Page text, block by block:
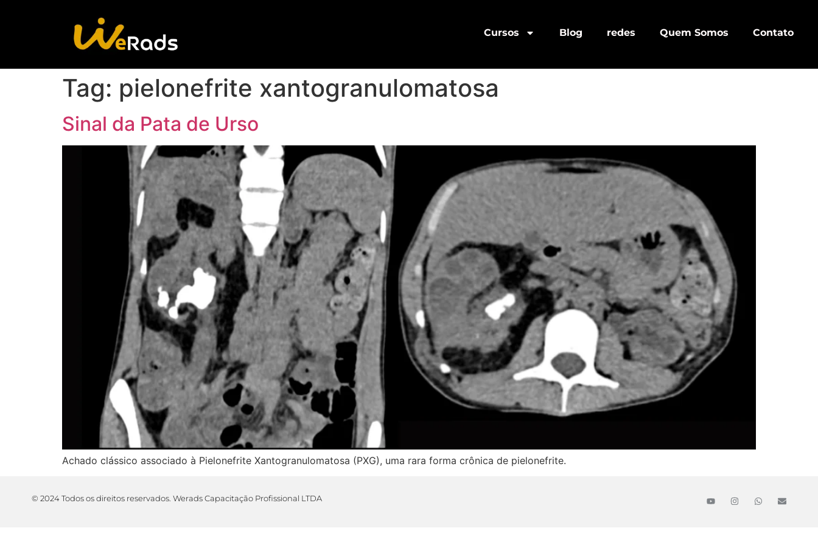
Cursos Blog redes Quem Somos Contato
Tag: pielonefrite xantogranulomatosa
Sinal da Pata de Urso
Achado clássico associado à Pielonefrite Xantogranulomatosa (PXG), uma rara forma crônica de pielonefrite.
© 2024 Todos os direitos reservados. Werads Capacitação Profissional LTDA